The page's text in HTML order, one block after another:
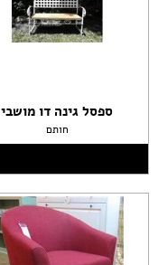
ספסל גינה דו מושבי
חותם